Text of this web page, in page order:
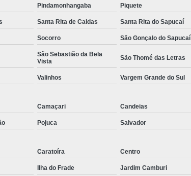
Rastreador do Carro
Rastreador Gps para Carro
Rastreador para Carros com
Rastreador por Satelite para Carros
Empresa Especializada em Rastreamento
Rastreamento de Carros Belo
Rastreamento de Carros e Caminhões
Rastreamento de Carros por Satélite
Rastreamento para Carros e
Pindamonhangaba Piquete
Santa Rita de Caldas Santa Rita do Sapucaí
Socorro São Gonçalo do Sapucaí
São Sebastião da Bela
Vista
São Thomé das Letras
Valinhos Vargem Grande do Sul
Camaçari Candeias
Pojuca Salvador
Caratoíra Centro
Ilha do Frade Jardim Camburi